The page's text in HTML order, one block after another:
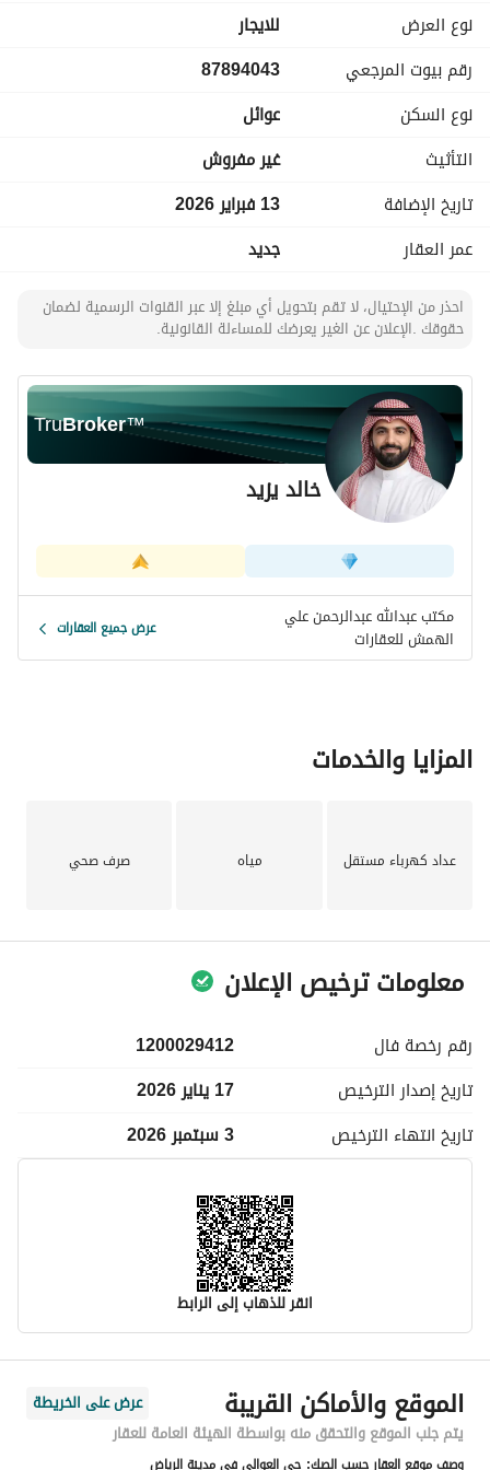
المياه والصرف على المالك
نوع العرض
للايجار
رقم بيوت المرجعي
87894043
نوع السكن
عوائل
التأثيث
غير مفروش
تاريخ الإضافة
13 فبراير 2026
عمر العقار
جديد
احذر من الإحتيال، لا تقم بتحويل أي مبلغ إلا عبر القنوات الرسمية لضمان
حقوقك .الإعلان عن الغير يعرضك للمساءلة القانونية.
TruBroker™
خالد يزيد
مكتب عبدالله عبدالرحمن علي
الهمش للعقارات عرض جميع العقارات
المزايا والخدمات
عداد كهرباء مستقل مياه صرف صحي
معلومات ترخيص الإعلان
رقم رخصة فال
1200029412
تاريخ إصدار الترخيص
17 يناير 2026
تاريخ انتهاء الترخيص 3 سبتمبر 2026
انقر للذهاب إلى الرابط
معلومات مسؤول الإعلان
اسم المسؤول
عبدالرحمن عبدالعزيز بن سعيد ال سعيدالموقع والأماكن القريبة
عرض على الخريطة
يتم جلب الموقع والتحقق منه بواسطة الهيئة العامة للعقار
وصف موقع العقار حسب الصك: حي العوالي في مدينة الرياض